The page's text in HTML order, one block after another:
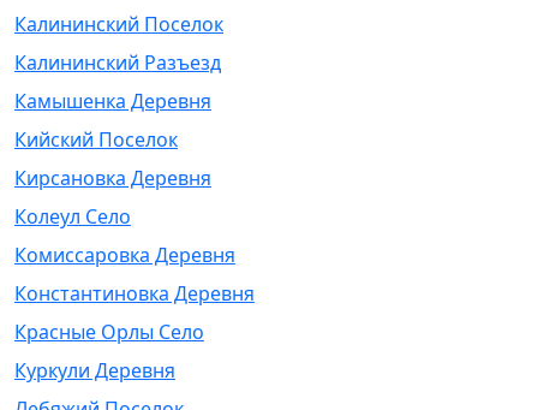
Калининский Поселок
Калининский Разъезд
Камышенка Деревня
Кийский Поселок
Кирсановка Деревня
Колеул Село
Комиссаровка Деревня
Константиновка Деревня
Красные Орлы Село
Куркули Деревня